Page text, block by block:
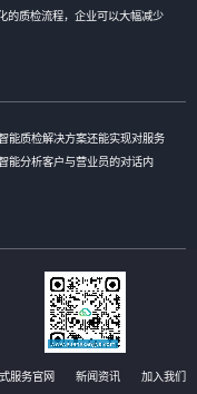
的质检流程，企业可以大幅减少
能质检解决方案还能实现对服务
能分析客户与营业员的对话内
服务官网 新闻资讯 加入我们